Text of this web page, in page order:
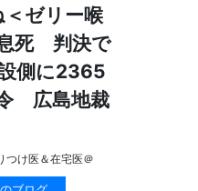
ゼリー喉
死 判決で
側に2365
広島地裁
つけ医＆在宅医＠